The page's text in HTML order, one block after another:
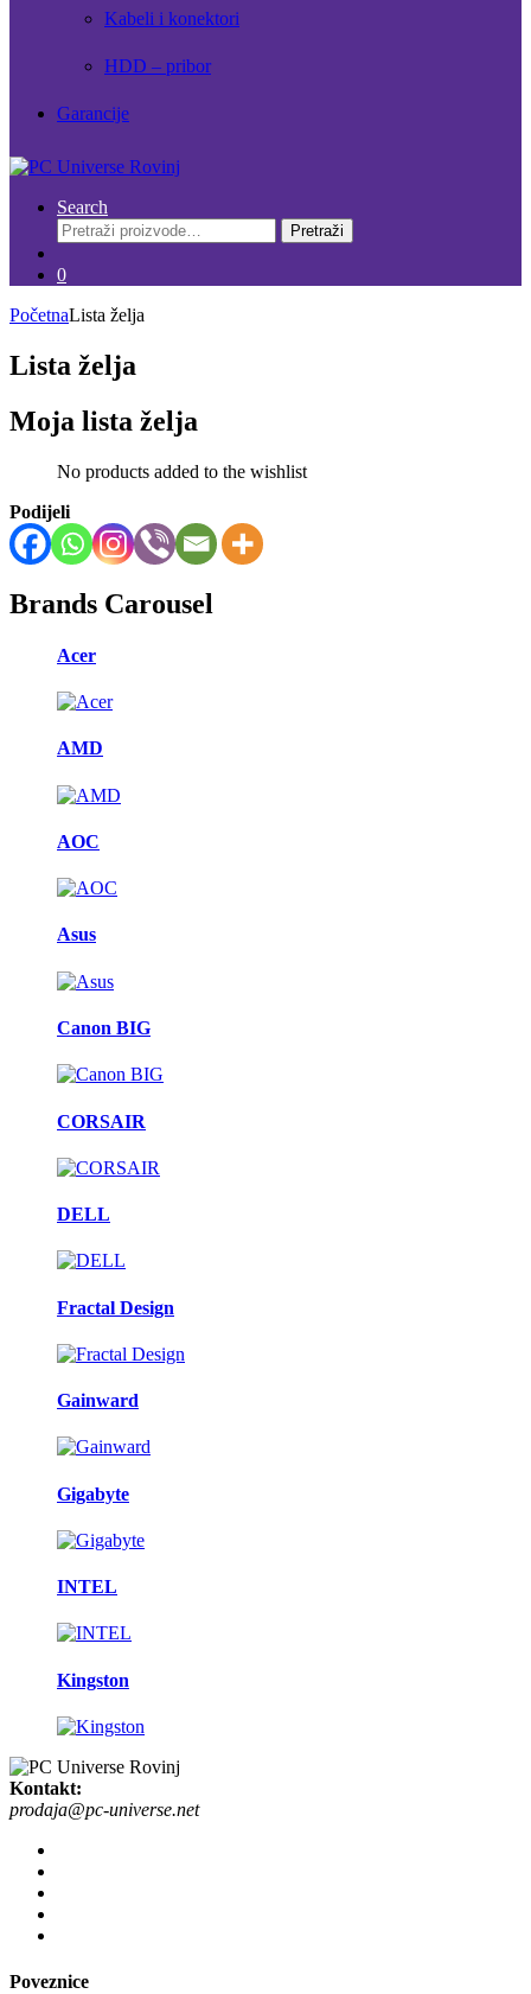
Kabeli i konektori
HDD – pribor
Garancije
Search
Pretraži:
Pretraži
0
PočetnaLista želja
Lista želja
Moja lista želja
No products added to the wishlist
Podijeli
Brands Carousel
Acer
AMD
AOC
Asus
Canon BIG
CORSAIR
DELL
Fractal Design
Gainward
Gigabyte
INTEL
Kingston
Kontakt:
prodaja@pc-universe.net
Poveznice